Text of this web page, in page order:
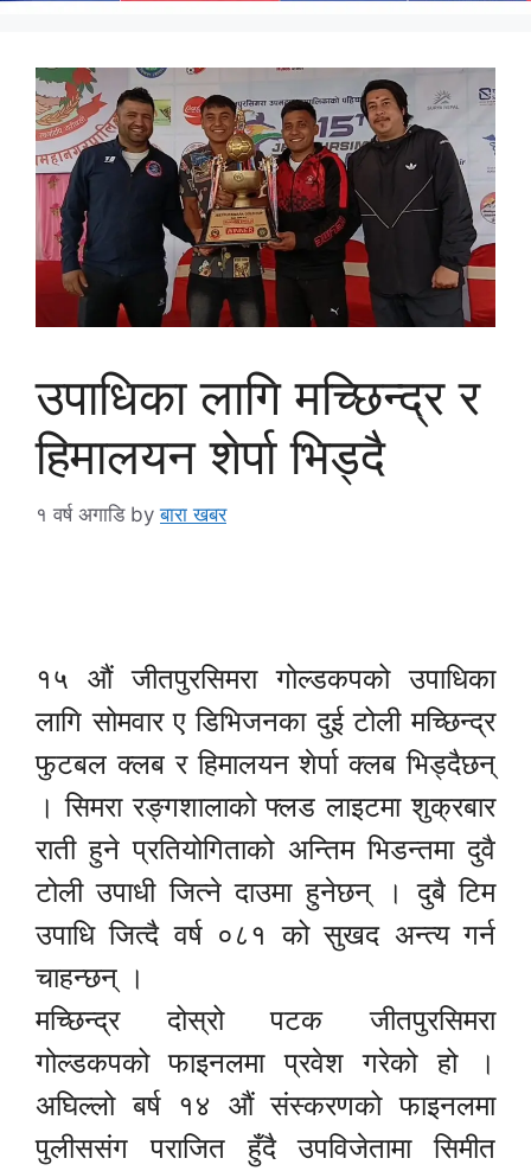
उपाधिका लागि मच्छिन्द्र र
हिमालयन शेर्पा भिड्दै
१ वर्ष अगाडि byबारा खबर
१५ औं जीतपुरसिमरा गोल्डकपको उपाधिका
लागि सोमवार ए डिभिजनका दुई टोली मच्छिन्द्र
फुटबल क्लब र हिमालयन शेर्पा क्लब भिड्दैछन्
। सिमरा रङ्गशालाको फ्लड लाइटमा शुक्रबार
राती हुने प्रतियोगिताको अन्तिम भिडन्तमा दुवै
टोली उपाधी जित्ने दाउमा हुनेछन् । दुबै टिम
उपाधि जित्दै वर्ष ०८१ को सुखद अन्त्य गर्न
चाहन्छन् ।
मच्छिन्द्र दोस्रो पटक जीतपुरसिमरा
गोल्डकपको फाइनलमा प्रवेश गरेको हो ।
अघिल्लो बर्ष १४ औं संस्करणको फाइनलमा
पुलीससंग पराजित हुँदै उपविजेतामा सिमीत